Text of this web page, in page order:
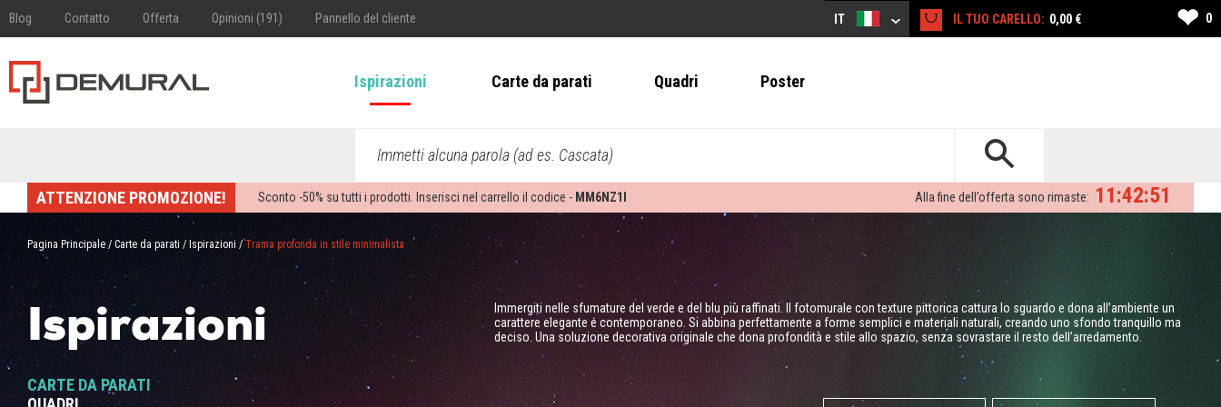
Blog Contatto Offerta Opinioni (191) Pannello del cliente IT IL TUO CARELLO: 0,00 € ❤ 0
Ispirazioni Carte da parati Quadri Poster
Immetti alcuna parola (ad es. Cascata)
ATTENZIONE PROMOZIONE! Sconto -50% su tutti i prodotti. Inserisci nel carrello il codice - MM6NZ1I 11:42:50
Alla fine dell’offerta sono rimaste:
Pagina Principale / Carte da parati / Ispirazioni /Trama profonda in stile minimalista
Ispirazioni
CARTE DA PARATI
Immergiti nelle sfumature del verde e del blu più raffinati. Il fotomurale con texture pittorica cattura lo sguardo e dona all’ambiente un
carattere elegante e contemporaneo. Si abbina perfettamente a forme semplici e materiali naturali, creando uno sfondo tranquillo ma
deciso. Una soluzione decorativa originale che dona profondità e stile allo spazio, senza sovrastare il resto dell’arredamento.